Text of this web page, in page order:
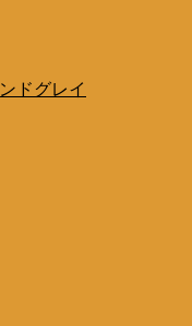
ドグレイ